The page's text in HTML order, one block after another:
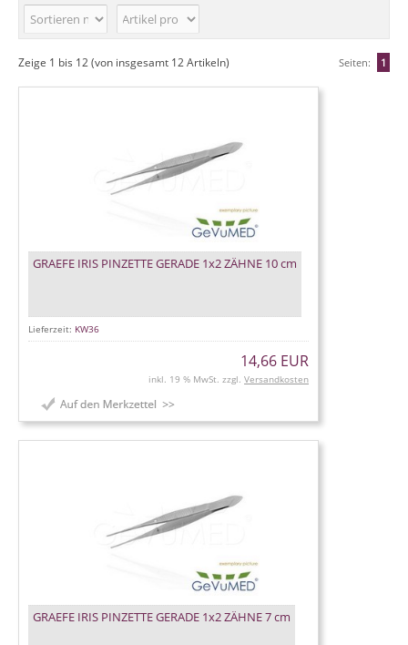
Zeige 1 bis 12(von insgesamt 12Artikeln) Seiten: 1
GRAEFE IRIS PINZETTE GERADE 1x2 ZÄHNE 10 cm
Lieferzeit: KW36
14,66 EUR
inkl. 19 % MwSt. zzgl. Versandkosten
GRAEFE IRIS PINZETTE GERADE 1x2 ZÄHNE 7 cm